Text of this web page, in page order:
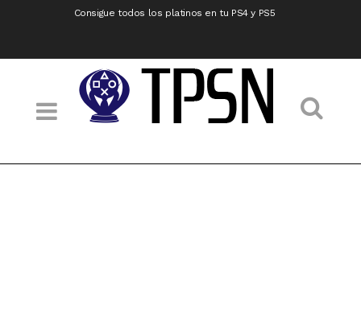
Consigue todos los platinos en tu PS4 y PS5